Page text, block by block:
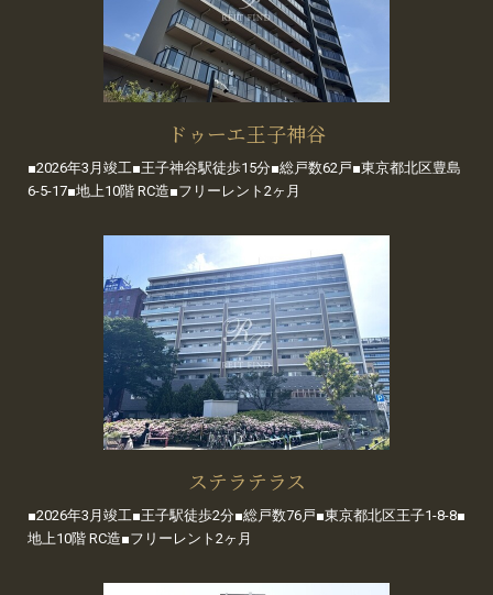
ドゥーエ王子神谷
■2026年3月竣工■王子神谷駅徒歩15分■総戸数62戸■東京都北区豊島
6-5-17■地上10階 RC造■フリーレント2ヶ月
ステラテラス
■2026年3月竣工■王子駅徒歩2分■総戸数76戸■東京都北区王子1-8-8■
地上10階 RC造■フリーレント2ヶ月